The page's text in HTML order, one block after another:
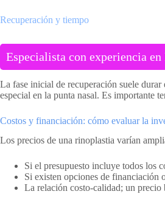
Recuperación y tiempo
Especialista con experiencia
La fase inicial de recuperación suele
especial en la punta nasal. Es importante
Costos y financiación: cómo evaluar la
Los precios de una rinoplastia varían
Si el presupuesto incluye todos los
Si existen opciones de financiación
La relación costo-calidad; un precio